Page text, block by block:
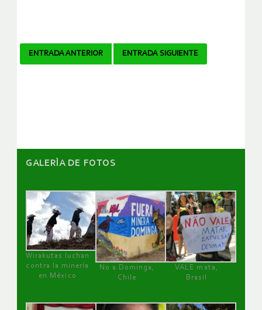
Navegador
ENTRADA ANTERIOR ENTRADA SIGUIENTE
GALERÌA DE FOTOS
Wirakutas luchan
contra la minería
en México
No a Dominga,
Chile
VALE mata,
Brasil